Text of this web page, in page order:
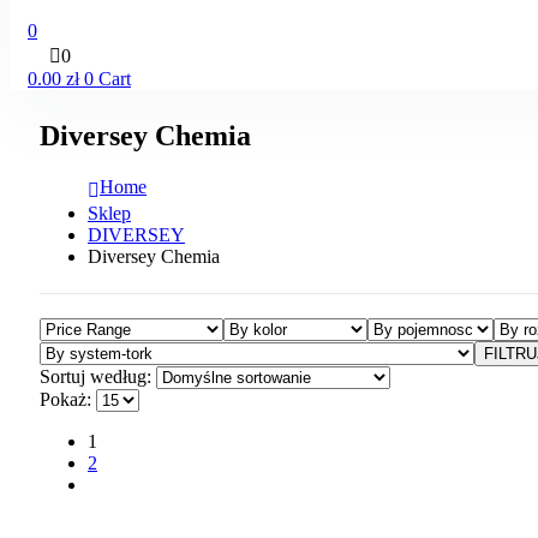
0
0
0.00 zł 0 Cart
Diversey Chemia
Home
Sklep
DIVERSEY
Diversey Chemia
Sortuj według:
Pokaż:
1
2